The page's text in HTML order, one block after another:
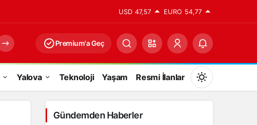
USD 47,57 EURO 54,77
Premium'a Geç
Yalova Teknoloji Yaşam Resmi İlanlar
Mod
değiştir
Gündemden Haberler